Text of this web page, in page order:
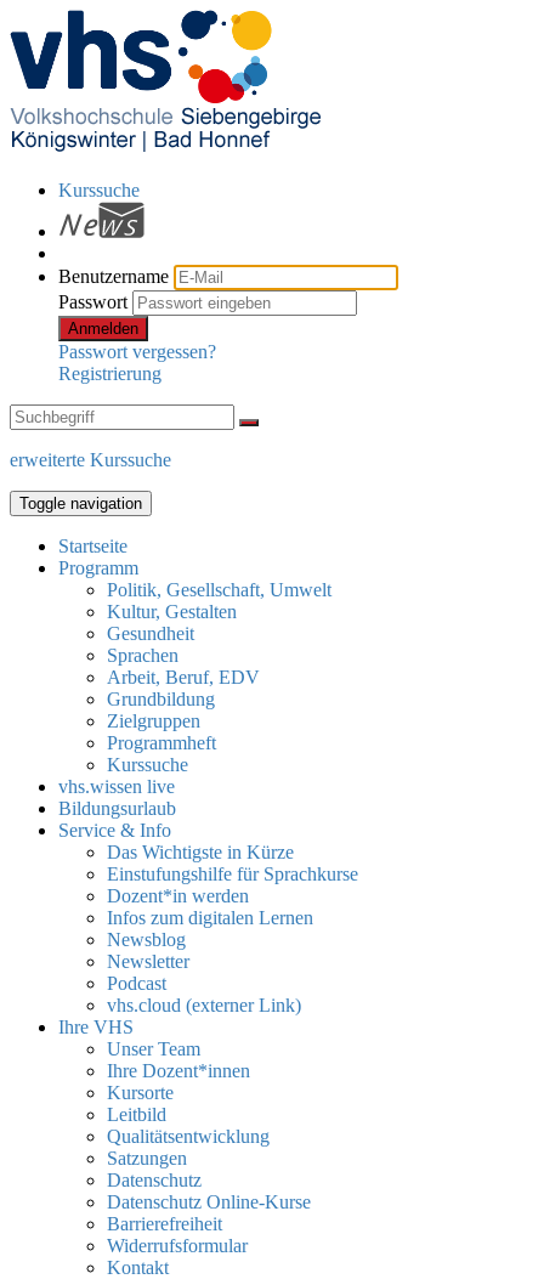
Kurssuche
Benutzername
Passwort
Anmelden
Passwort vergessen?
Registrierung
erweiterte Kurssuche
Toggle navigation
Startseite
Programm
Politik, Gesellschaft, Umwelt
Kultur, Gestalten
Gesundheit
Sprachen
Arbeit, Beruf, EDV
Grundbildung
Zielgruppen
Programmheft
Kurssuche
vhs.wissen live
Bildungsurlaub
Service & Info
Das Wichtigste in Kürze
Einstufungshilfe für Sprachkurse
Dozent*in werden
Infos zum digitalen Lernen
Newsblog
Newsletter
Podcast
vhs.cloud (externer Link)
Ihre VHS
Unser Team
Ihre Dozent*innen
Kursorte
Leitbild
Qualitätsentwicklung
Satzungen
Datenschutz
Datenschutz Online-Kurse
Barrierefreiheit
Widerrufsformular
Kontakt